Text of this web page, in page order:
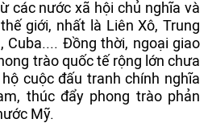
các nước xã hội chủ nghĩa và
giới, nhất là Liên Xô, Trung
Cuba.... Đồng thời, ngoại giao
trào quốc tế rộng lớn chưa
cuộc đấu tranh chính nghĩa
thúc đẩy phong trào phản
Mỹ.